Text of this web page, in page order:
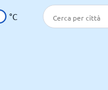
°C